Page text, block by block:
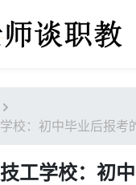
校：初中毕业后报考
工学校：初